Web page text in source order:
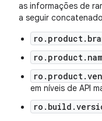
as informações de
a seguir
em níveis de API